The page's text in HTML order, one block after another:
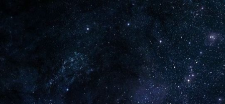
Plus de 2800 critiques de films